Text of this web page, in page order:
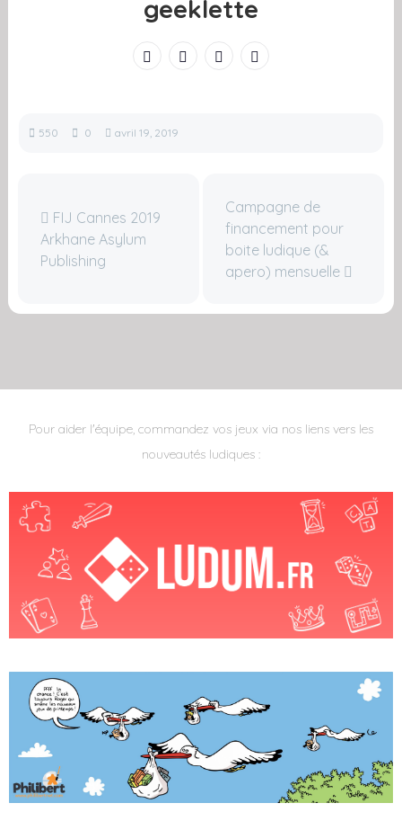
geeklette
550 0 avril 19, 2019
FIJ Cannes 2019
Arkhane Asylum
Publishing
Campagne de
financement pour
boite ludique (&
apero) mensuelle
Pour aider l'équipe, commandez vos jeux via nos liens vers les
nouveautés ludiques :